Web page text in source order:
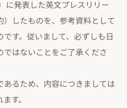
に発表した英文プレスリリー
）したものを、参考資料として
す。従いまして、必ずしも日
はないことをご了承くださ
あるため、内容につきましては
す。